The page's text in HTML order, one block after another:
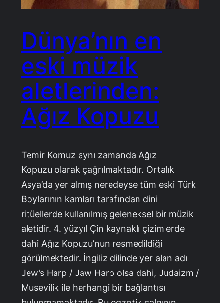
Dünya’nın en
eski müzik
aletlerinden:
Ağız Kopuzu
Temir Komuz aynı zamanda Ağız
Kopuzu olarak çağrılmaktadır. Ortalık
Asya’da yer almış neredeyse tüm eski Türk
Boylarının kamları tarafından dini
ritüellerde kullanılmış geleneksel bir müzik
aletidir. 4. yüzyıl Çin kaynaklı çizimlerde
dahi Ağız Kopuzu’nun resmedildiği
görülmektedir. İngiliz dilinde yer alan adı
Jew’s Harp / Jaw Harp olsa dahi, Judaizm /
Musevilik ile herhangi bir bağlantısı